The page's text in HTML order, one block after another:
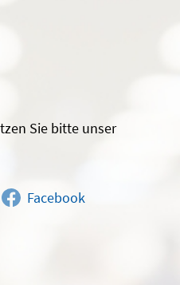
Sie bitte unser
Facebook